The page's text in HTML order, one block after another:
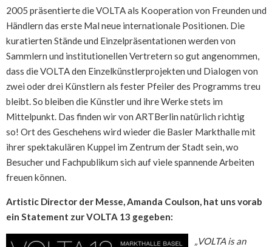
2005 präsentierte die VOLTA als Kooperation von Freunden und
Händlern das erste Mal neue internationale Positionen. Die
kuratierten Stände und Einzelpräsentationen werden von
Sammlern und institutionellen Vertretern so gut angenommen,
dass die VOLTA den Einzelkünstlerprojekten und Dialogen von
zwei oder drei Künstlern als fester Pfeiler des Programms treu
bleibt. So bleiben die Künstler und ihre Werke stets im
Mittelpunkt. Das finden wir von ARTBerlin natürlich richtig
so! Ort des Geschehens wird wieder die Basler Markthalle mit
ihrer spektakulären Kuppel im Zentrum der Stadt sein, wo
Besucher und Fachpublikum sich auf viele spannende Arbeiten
freuen können.
Artistic Director der Messe, Amanda Coulson, hat uns vorab
ein Statement zur VOLTA 13 gegeben:
„VOLTA is an